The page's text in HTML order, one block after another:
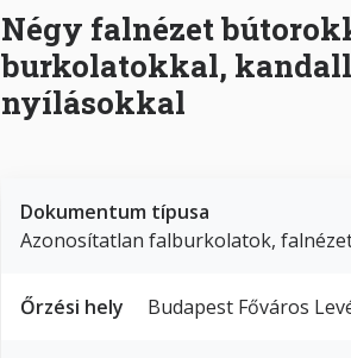
Négy falnézet
burkolatokkal,
nyílásokkal
Dokumentum típusa
Azonosítatlan falburkolatok,
Őrzési hely Budapest Főváros